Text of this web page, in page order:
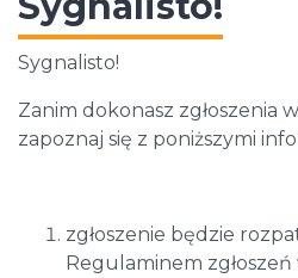
Sygnalisto!
Zanim dokonasz zgłoszenia
zapoznaj się z poniższymi
zgłoszenie będzie
Regulaminem